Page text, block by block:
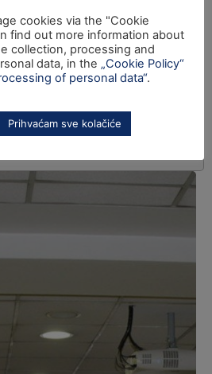
cookies via the "Cookie
find out more information about
collection, processing and
data, in the „Cookie Policy“
of personal data“.
Prihvaćam sve kolačiće